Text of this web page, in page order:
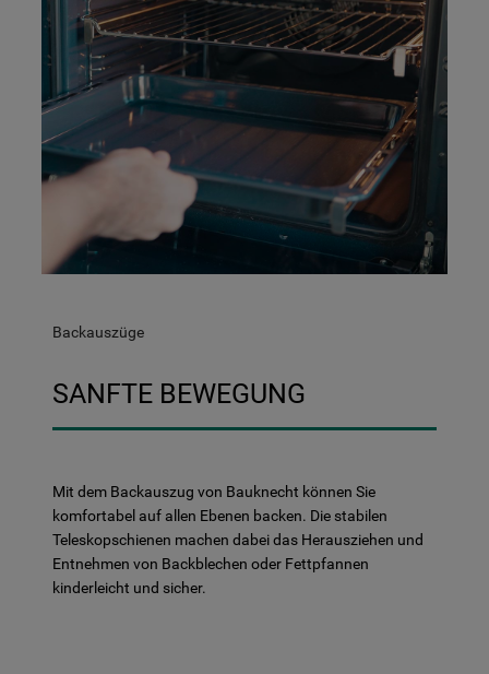
Backauszüge
SANFTE BEWEGUNG
Mit dem Backauszug von Bauknecht können Sie
komfortabel auf allen Ebenen backen. Die stabilen
Teleskopschienen machen dabei das Herausziehen und
Entnehmen von Backblechen oder Fettpfannen
kinderleicht und sicher.